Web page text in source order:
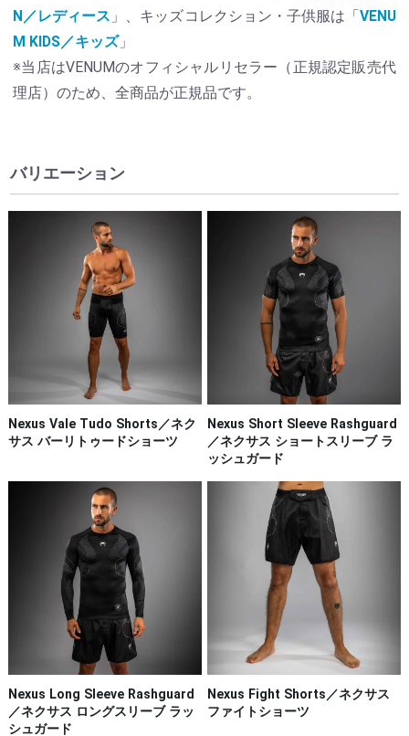
N／レディース 」、キッズコレクション・子供服は「VENU
M KIDS／キッズ」
※当店はVENUMのオフィシャルリセラー（正規認定販売代
理店）のため、全商品が正規品です。
バリエーション
Nexus Vale Tudo Shorts／ネク
サス バーリトゥードショーツ
Nexus Short Sleeve Rashguard
／ネクサス ショートスリーブ ラ
ッシュガード
Nexus Long Sleeve Rashguard
／ネクサス ロングスリーブ ラッ
シュガード
Nexus Fight Shorts／ネクサス
ファイトショーツ